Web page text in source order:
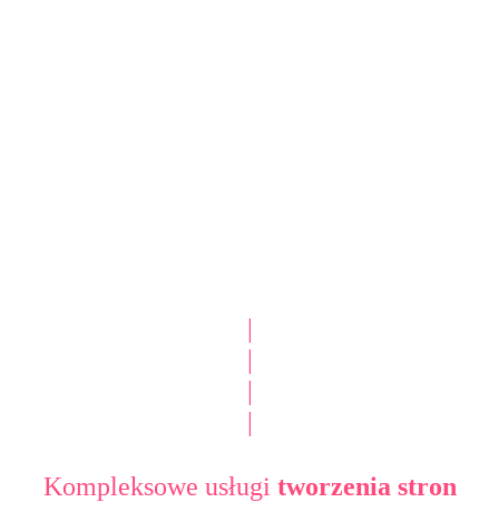
|
|
|
|
Kompleksowe usługi tworzenia stron